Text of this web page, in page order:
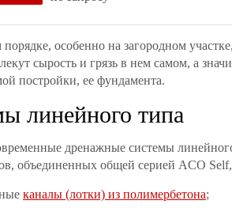
особенно на загородном
сырость и грязь в нем самом, а
постройки, ее фундамента.
линейного типа
дренажные системы
объединенных общей серией ACO Self,
каналы (лотки) из полимербетона;